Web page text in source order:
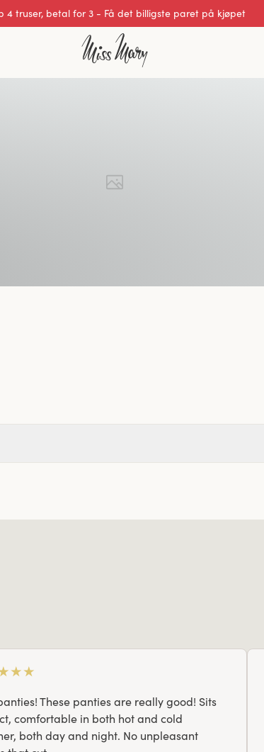
4 truser, betal for 3 - Få det billigste paret på kjøpet
★★
These panties are really good! Sits
comfortable in both hot and cold
both day and night. No unpleasant